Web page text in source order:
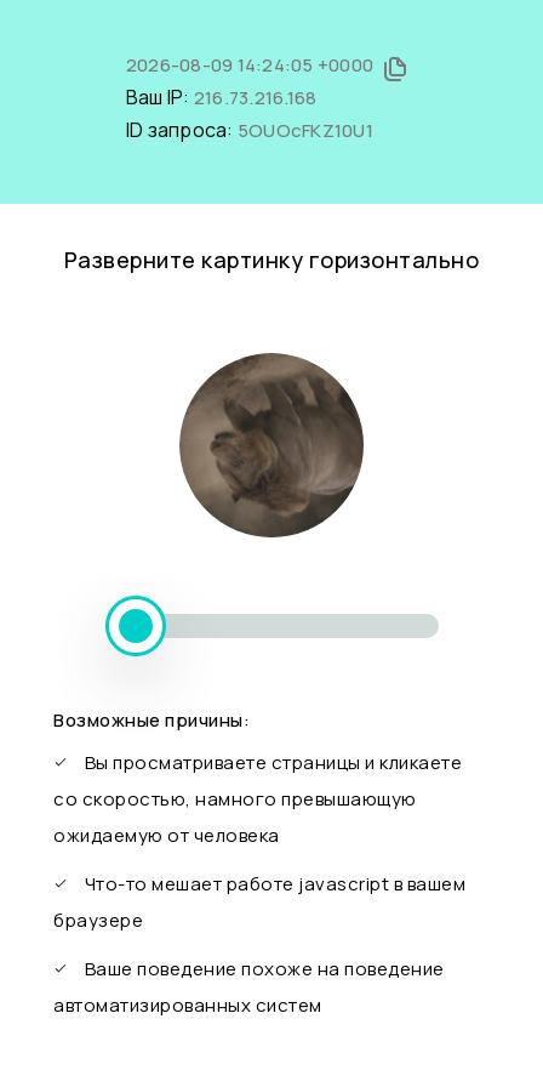
2026-08-09 14:24:05 +0000
Ваш IP: 216.73.216.168
ID запроса: 5OUOcFKZ10U1
Разверните картинку горизонтально
Возможные причины:
Вы просматриваете страницы и кликаете
со скоростью, намного превышающую
ожидаемую от человека
Что-то мешает работе javascript в вашем
браузере
Ваше поведение похоже на поведение
автоматизированных систем